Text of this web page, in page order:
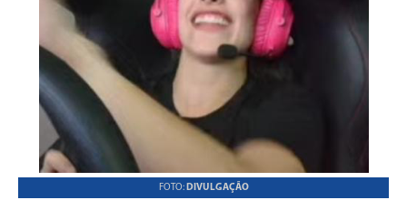
FOTO: DIVULGAÇÃO